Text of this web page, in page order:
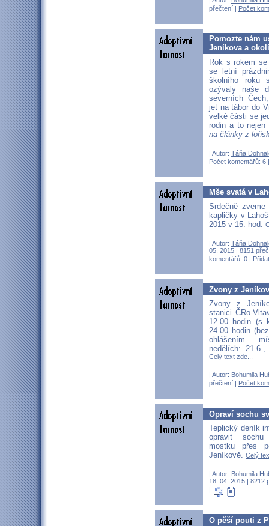
přečtení | Počet
Pomozte nám
Jeníkova a
Rok s rokem
se letní
školního roku
ozývaly naše
severních
jet na tábor do
velké části se
rodin a to
na články z
| Autor: Táňa
Počet komentářů: 6
Mše svatá v
Srdečně
kapličky v
2015 v 15. hod.
| Autor: Táňa
05. 2015 | 8151
komentářů: 0 |
Zvony z
Zvony z
stanici ČRo-
12.00 hodin (s
24.00 hodin
ohlášením
nedělích:
Celý text zde...
| Autor: Bohumila
přečtení |
Počet
Opraví sochu
Teplický deník
opravit sochu
mostku přes
Jeníkově. Celý
| Autor: Bohumila
18. 04. 2015 | 8212
O pěší pouti z